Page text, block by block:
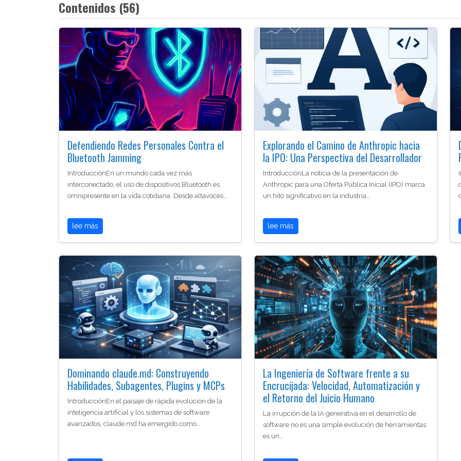
Contenidos (56)
Defendiendo Redes Personales Contra el
Bluetooth Jamming
IntroducciónEn un mundo cada vez más
interconectado, el uso de dispositivos Bluetooth es
omnipresente en la vida cotidiana. Desde altavoces…
lee más
Explorando el Camino de Anthropic hacia
la IPO: Una Perspectiva del Desarrollador
IntroducciónLa noticia de la presentación de
Anthropic para una Oferta Pública Inicial (IPO) marca
un hito significativo en la industria…
lee más
Dominando claude.md: Construyendo
Habilidades, Subagentes, Plugins y MCPs
IntroducciónEn el paisaje de rápida evolución de la
inteligencia artificial y los sistemas de software
avanzados, claude.md ha emergido como…
La Ingeniería de Software frente a su
Encrucijada: Velocidad, Automatización y
el Retorno del Juicio Humano
La irrupción de la IA generativa en el desarrollo de
software no es una simple evolución de herramientas:
es un…